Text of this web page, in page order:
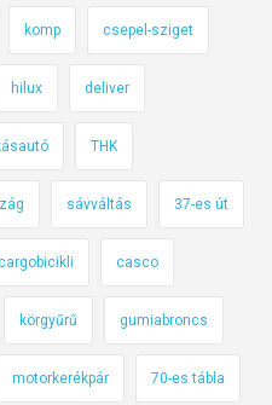
komp csepel-sziget
hilux deliver
THK
sávváltás 37-es út
cargobicikli casco
körgyűrű gumiabroncs
motorkerékpár 70-es tábla